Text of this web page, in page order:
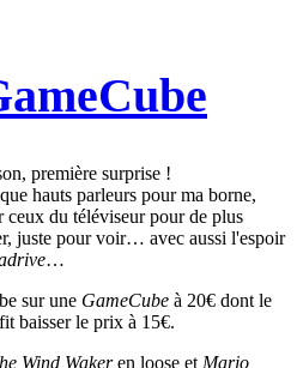
première surprise !
hauts parleurs pour ma borne,
ceux du téléviseur pour de plus
juste pour voir… avec aussi l'espoir
…
sur une GameCube à 20€ dont le
baisser le prix à 15€.
Wind Wakeren loose et Mario